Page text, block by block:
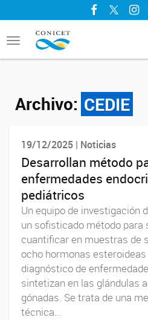
Facebook
Twitter
Toggle
navigation
Archivo: CEDIE
19/12/2025 | Noticias
Desarrollan método
enfermedades
pediátricos
Un equipo de investigación
un sofisticado método para
cuantificar en muestras de
ocho hormonas
diagnóstico de
sintetizan en las glándulas
gónadas. Se trata de una
técnica...